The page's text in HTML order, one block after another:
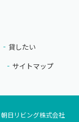
貸したい
サイトマップ
朝日リビング株式会社